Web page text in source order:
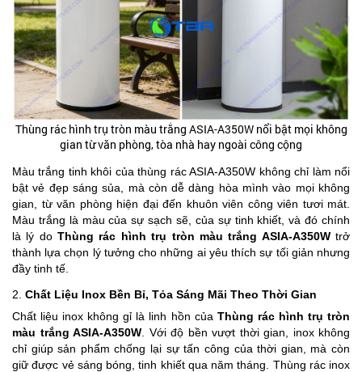
Thùng rác hình trụ tròn màu trắng ASIA-A350W nổi bật mọi không
gian từ văn phòng, tòa nhà hay ngoài công cộng
Màu trắng tinh khôi của thùng rác ASIA-A350W không chỉ làm nổi
bật vẻ đẹp sáng sủa, mà còn dễ dàng hòa mình vào mọi không
gian, từ văn phòng hiện đại đến khuôn viên công viên tươi mát.
Màu trắng là màu của sự sạch sẽ, của sự tinh khiết, và đó chính
là lý doThùng rác hình trụ tròn màu trắng ASIA-A350Wtrở
thành lựa chọn lý tưởng cho những ai yêu thích sự tối giản nhưng
đầy tinh tế.
2. Chất Liệu Inox Bền Bỉ, Tỏa Sáng Mãi Theo Thời Gian
Chất liệu inox không gỉ là linh hồn của Thùng rác hình trụ tròn
màu trắng ASIA-A350W . Với độ bền vượt thời gian, inox không
chỉ giúp sản phẩm chống lại sự tấn công của thời gian, mà còn
giữ được vẻ sáng bóng, tinh khiết qua năm tháng. Thùng rác inox